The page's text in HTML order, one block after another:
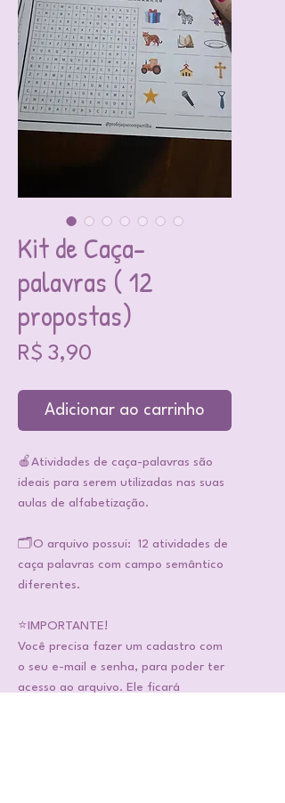
Kit de Caça-
palavras ( 12
propostas)
R$ 3,90
Adicionar ao carrinho
🍎Atividades de caça-palavras são
ideais para serem utilizadas nas suas
aulas de alfabetização.
🗂️O arquivo possui: 12 atividades de
caça palavras com campo semântico
diferentes.
⭐IMPORTANTE!
Você precisa fazer um cadastro com
o seu e-mail e senha, para poder ter
acesso ao arquivo. Ele ficará